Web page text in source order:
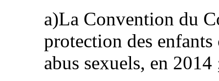
a)La Convention du
protection des
abus sexuels, en 2014